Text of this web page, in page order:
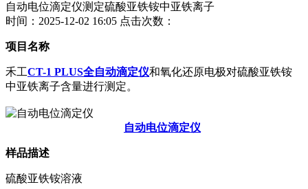
自动电位滴定仪测定硫酸亚铁铵中亚铁离子
时间：2025-12-02 16:05 点击次数：
项目名称
禾工CT-1 PLUS全自动滴定仪和氧化还原电极对硫酸亚铁铵
中亚铁离子含量进行测定。
自动电位滴定仪
样品描述
硫酸亚铁铵溶液